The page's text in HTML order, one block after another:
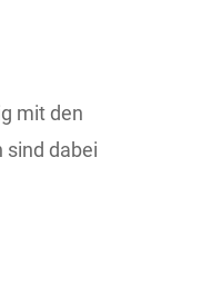
mit den
dabei